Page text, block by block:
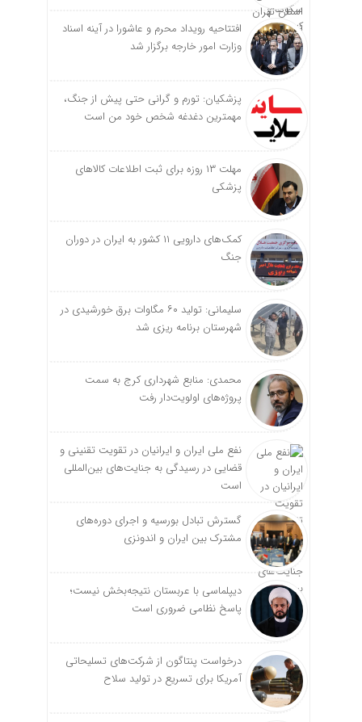
افتتاحیه رویداد محرم و عاشورا در آینه اسناد
وزارت امور خارجه برگزار شد
پزشکیان: تورم و گرانی حتی پیش از جنگ،
مهمترین دغدغه شخص خود من است
مهلت ۱۳ روزه برای ثبت اطلاعات کالاهای
پزشکی
کمک‌های دارویی ۱۱ کشور به ایران در دوران
جنگ
سلیمانی: تولید ۶۰ مگاوات برق خورشیدی در
شهرستان برنامه ریزی شد
محمدی: منابع شهرداری کرج به سمت
پروژه‌های اولویت‌دار رفت
نفع ملی ایران و ایرانیان در تقویت تقنینی و
قضایی در رسیدگی به جنایت‌های بین‌المللی
است
گسترش تبادل بورسیه و اجرای دوره‌های
مشترک بین ایران و اندونزی
دیپلماسی با عربستان نتیجه‌بخش نیست؛
پاسخ نظامی ضروری است
درخواست پنتاگون از شرکت‌های تسلیحاتی
آمریکا برای تسریع در تولید سلاح